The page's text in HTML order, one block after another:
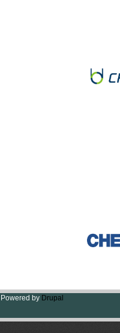
Powered by Drupal